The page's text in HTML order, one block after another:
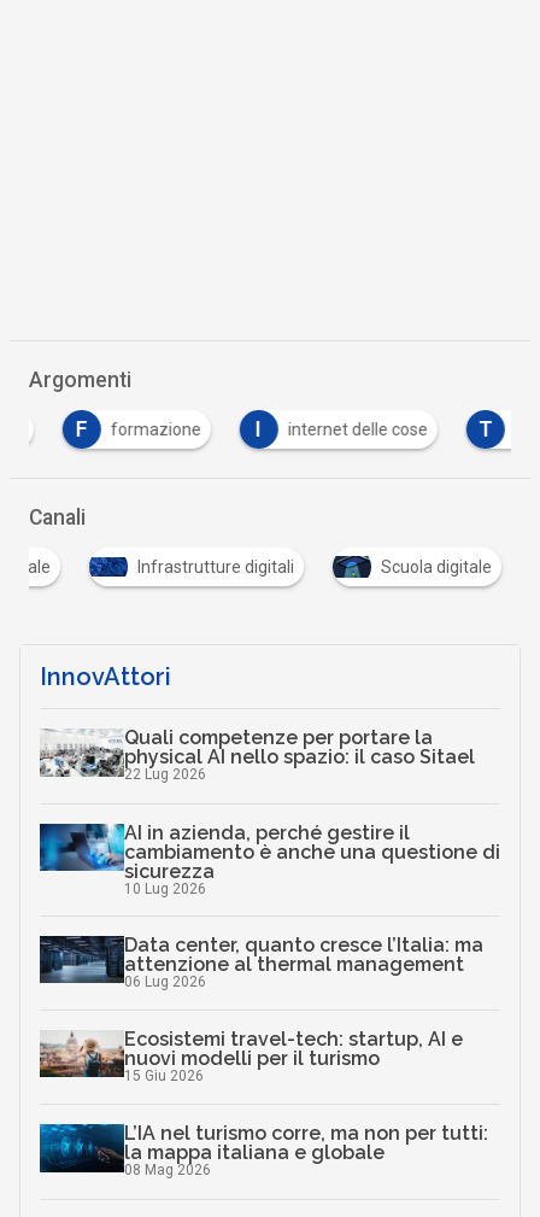
Argomenti
formazione internet delle cose
Canali
Infrastrutture digitali Scuola digitale
InnovAttori
Quali competenze per portare la
physical AI nello spazio: il caso Sitael
22 Lug 2026
AI in azienda, perché gestire il
cambiamento è anche una questione di
sicurezza
10 Lug 2026
Data center, quanto cresce l’Italia: ma
attenzione al thermal management
06 Lug 2026
Ecosistemi travel-tech: startup, AI e
nuovi modelli per il turismo
15 Giu 2026
L’IA nel turismo corre, ma non per tutti:
la mappa italiana e globale
08 Mag 2026